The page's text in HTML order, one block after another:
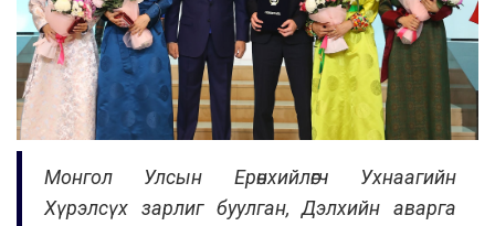
Монгол Улсын Ерөнхийлөгч Ухнаагийн
Хүрэлсүх зарлиг буулган, Дэлхийн аварга